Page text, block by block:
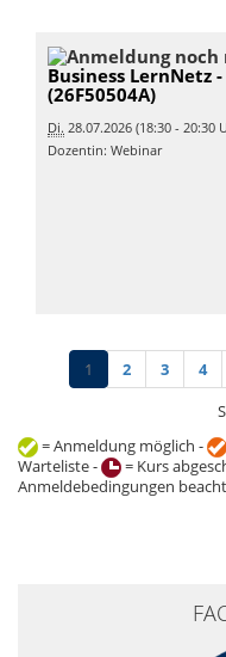
Business LernNetz
(26F50504A)
Di. 28.07.2026 (18:30 - 20:30
Dozentin: Webinar
1 2 3 4
= Anmeldung möglich -
Warteliste -
= Kurs
Anmeldebedingungen